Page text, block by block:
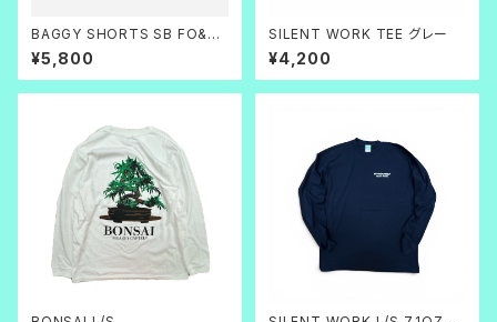
BAGGY SHORTS SB FO&C
O.
¥5,800
SILENT WORK TEE グレー
¥4,200